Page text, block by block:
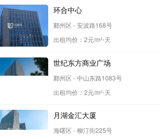
环合中心
鄞州区 - 安波路168号
出租均价： 2元/m²⋅天
世纪东方商业广场
鄞州区 - 中山东路1083号
出租均价： 2元/m²⋅天
月湖金汇大厦
海曙区 - 柳汀街225号